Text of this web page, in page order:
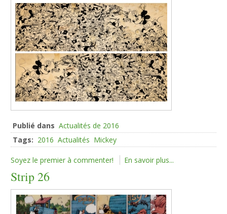
Publié dans Actualités de 2016
Tags: 2016 Actualités Mickey
Soyez le premier à commenter! En savoir plus...
Strip 26